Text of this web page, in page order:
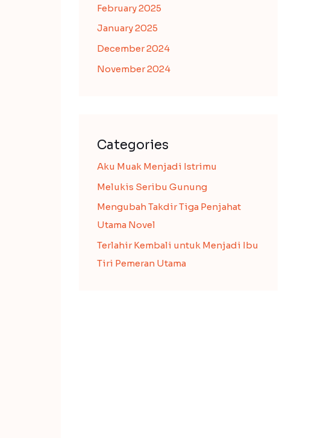
February 2025
January 2025
December 2024
November 2024
Categories
Aku Muak Menjadi Istrimu
Melukis Seribu Gunung
Mengubah Takdir Tiga Penjahat
Utama Novel
Terlahir Kembali untuk Menjadi Ibu
Tiri Pemeran Utama